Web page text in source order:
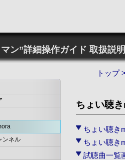
ン”詳細操作ガイド 取扱説
ンネル
トップ
ちょい聴
ちょい聴き
ちょい聴き
試聴曲一覧